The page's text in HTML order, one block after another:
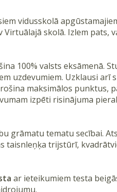
vidusskolā
skolā. Izlem pats,
100% valsts eksāmenā.
uzdevumiem. Uzklausi arī
maksimālos punktus,
izpēti risinājuma
grāmatu tematu secībai.
taisnleņķa trijstūrī,
ar ieteikumiem testa